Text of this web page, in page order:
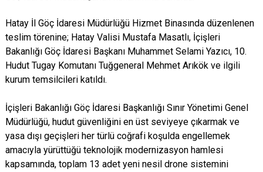
Hatay İl Göç İdaresi Müdürlüğü Hizmet Binasında düzenlenen
teslim törenine; Hatay Valisi Mustafa Masatlı, İçişleri
Bakanlığı Göç İdaresi Başkanı Muhammet Selami Yazıcı, 10.
Hudut Tugay Komutanı Tuğgeneral Mehmet Arıkök ve ilgili
kurum temsilcileri katıldı.
İçişleri Bakanlığı Göç İdaresi Başkanlığı Sınır Yönetimi Genel
Müdürlüğü, hudut güvenliğini en üst seviyeye çıkarmak ve
yasa dışı geçişleri her türlü coğrafi koşulda engellemek
amacıyla yürüttüğü teknolojik modernizasyon hamlesi
kapsamında, toplam 13 adet yeni nesil drone sistemini